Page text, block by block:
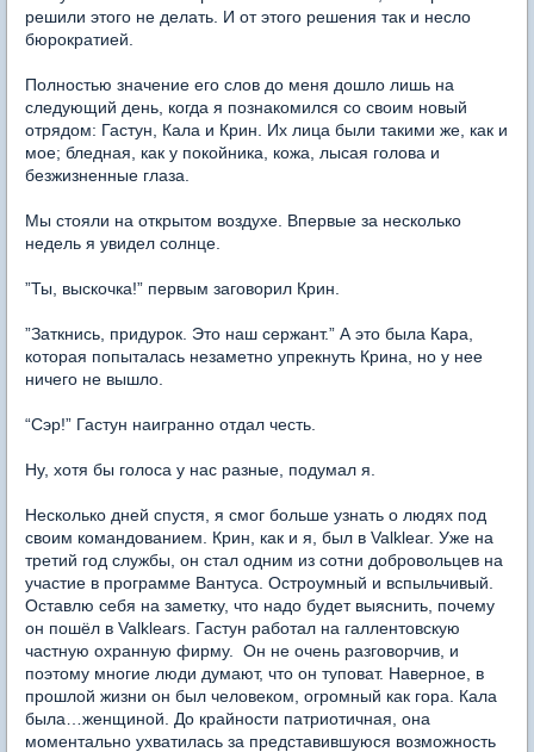
решили этого не делать. И от этого решения так и несло
бюрократией.
Полностью значение его слов до меня дошло лишь на
следующий день, когда я познакомился со своим новый
отрядом: Гастун, Кала и Крин. Их лица были такими же, как и
мое; бледная, как у покойника, кожа, лысая голова и
безжизненные глаза.
Мы стояли на открытом воздухе. Впервые за несколько
недель я увидел солнце.
”Ты, выскочка!” первым заговорил Крин.
”Заткнись, придурок. Это наш сержант.” А это была Кара,
которая попыталась незаметно упрекнуть Крина, но у нее
ничего не вышло.
“Сэр!” Гастун наигранно отдал честь.
Ну, хотя бы голоса у нас разные, подумал я.
Несколько дней спустя, я смог больше узнать о людях под
своим командованием. Крин, как и я, был в Valklear. Уже на
третий год службы, он стал одним из сотни добровольцев на
участие в программе Вантуса. Остроумный и вспыльчивый.
Оставлю себя на заметку, что надо будет выяснить, почему
он пошёл в Valklears. Гастун работал на галлентовскую
частную охранную фирму. Он не очень разговорчив, и
поэтому многие люди думают, что он туповат. Наверное, в
прошлой жизни он был человеком, огромный как гора. Кала
была…женщиной. До крайности патриотичная, она
моментально ухватилась за представившуюся возможность